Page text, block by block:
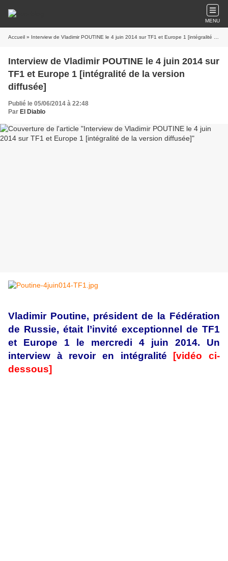
MENU
Accueil » Interview de Vladimir POUTINE le 4 juin 2014 sur TF1 et Europe 1 [intégralité de la version diffusée]
Interview de Vladimir POUTINE le 4 juin 2014 sur
TF1 et Europe 1 [intégralité de la version
diffusée]
Publié le 05/06/2014 à 22:48
Par El Diablo
Vladimir Poutine, président de la Fédération
de Russie, était l’invité exceptionnel de TF1
et Europe 1 le mercredi 4 juin 2014. Un
interview à revoir en intégralité
[vidéo ci-
dessous]